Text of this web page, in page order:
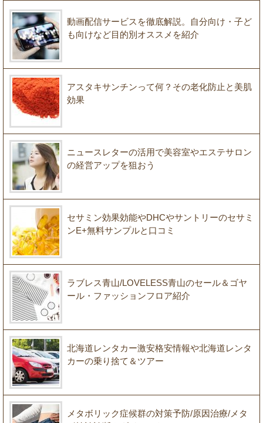
動画配信サービスを徹底解説。自分向け・子ど
も向けなど目的別オススメを紹介
アスタキサンチンって何？その老化防止と美肌
効果
ニュースレターの活用で美容室やエステサロン
の経営アップを狙おう
セサミン効果効能やDHCやサントリーのセサミ
ンE+無料サンプルと口コミ
ラブレス青山/LOVELESS青山のセール＆ゴヤ
ール・ファッションフロア紹介
北海道レンタカー激安格安情報や北海道レンタ
カーの乗り捨て＆ツアー
メタボリック症候群の対策予防/原因治療/メタ